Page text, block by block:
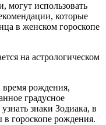
могут использовать
которые
в женском гороскопе
на астрологическом
время рождения,
градусное
знаки Зодиака, в
гороскопе рождения.